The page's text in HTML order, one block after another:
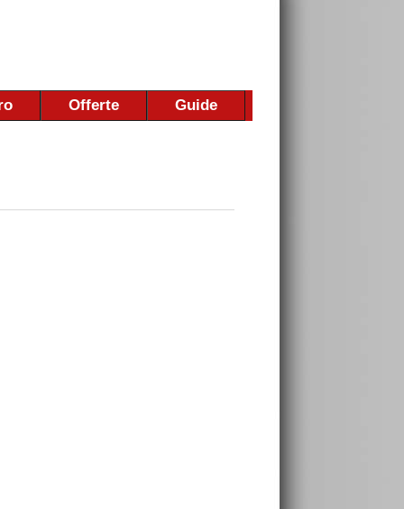
Offerte Guide